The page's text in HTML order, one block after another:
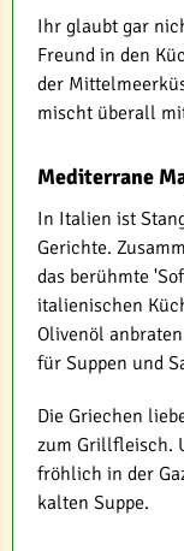
Ihr glaubt gar
Freund in den
der
mischt überall
Mediterrane
In Italien ist
Gerichte.
das berühmte
italienischen
Olivenöl
für Suppen und
Die Griechen
zum Grillfleisch.
fröhlich in der
kalten Suppe.